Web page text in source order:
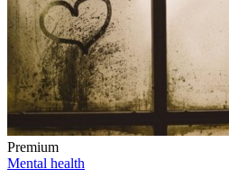
Premium
Mental health